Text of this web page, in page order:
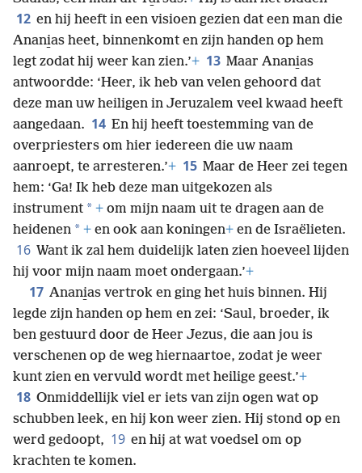
12 en hij heeft in een visioen gezien dat een man die
Anani̱as heet, binnenkomt en zijn handen op hem
legt zodat hij weer kan zien.’+ 13 Maar Anani̱as
antwoordde: ‘Heer, ik heb van velen gehoord dat
deze man uw heiligen in Jeruzalem veel kwaad heeft
aangedaan. 14 En hij heeft toestemming van de
overpriesters om hier iedereen die uw naam
aanroept, te arresteren.’+ 15 Maar de Heer zei tegen
hem: ‘Ga! Ik heb deze man uitgekozen als
instrument * + om mijn naam uit te dragen aan de
heidenen * + en ook aan koningen+ en de Israëlieten.
16 Want ik zal hem duidelijk laten zien hoeveel lijden
hij voor mijn naam moet ondergaan.’+
17 Anani̱as vertrok en ging het huis binnen. Hij
legde zijn handen op hem en zei: ‘Saul, broeder, ik
ben gestuurd door de Heer Jezus, die aan jou is
verschenen op de weg hiernaartoe, zodat je weer
kunt zien en vervuld wordt met heilige geest.’+
18 Onmiddellijk viel er iets van zijn ogen wat op
schubben leek, en hij kon weer zien. Hij stond op en
werd gedoopt, 19 en hij at wat voedsel om op
krachten te komen.